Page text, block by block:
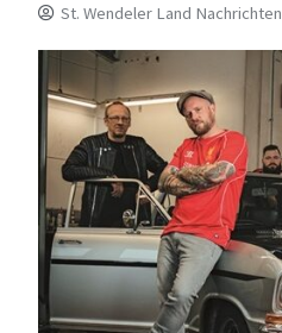
St. Wendeler Land Nachrichten